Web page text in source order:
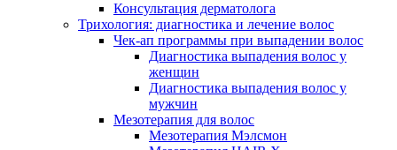
Консультация дерматолога
Трихология: диагностика и лечение волос
Чек-ап программы при выпадении волос
Диагностика выпадения волос у
женщин
Диагностика выпадения волос у
мужчин
Мезотерапия для волос
Мезотерапия Мэлсмон